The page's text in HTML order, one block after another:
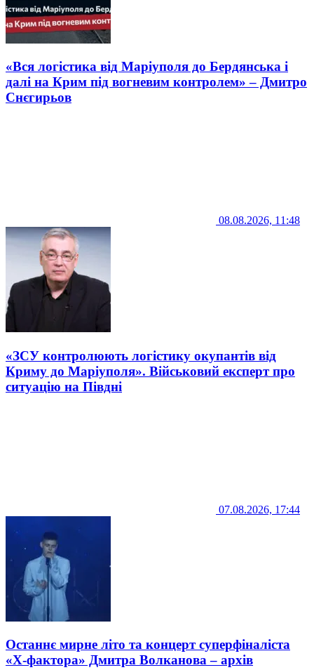
«Вся логістика від Маріуполя до Бердянська і
далі на Крим під вогневим контролем» – Дмитро
Снєгирьов
08.08.2026, 11:48
«ЗСУ контролюють логістику окупантів від
Криму до Маріуполя». Військовий експерт про
ситуацію на Півдні
07.08.2026, 17:44
Останнє мирне літо та концерт суперфіналіста
«Х-фактора» Дмитра Волканова – архів